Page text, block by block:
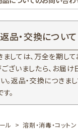
返品・交換について
しては、万全を期して
ざいましたら、お届
。返品・交換につきま
。
ル
溶剤・消毒・コットン